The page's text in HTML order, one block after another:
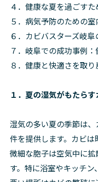
４．健康な夏を過ごす
５．病気予防のための
６．カビバスターズ岐
７．岐阜での成功事例
８．健康と快適さを取
１．夏の湿気がもたら
湿気の多い夏の季節は
件を提供します。カビ
微細な胞子は空気中に
す。特に浴室やキッチ